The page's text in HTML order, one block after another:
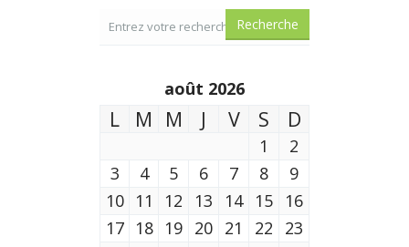
août 2026
L M M J V S D
1
2
3
4 5 6 7 8
9
10
11 12 13 14 15
16
17
18 19 20 21 22
23